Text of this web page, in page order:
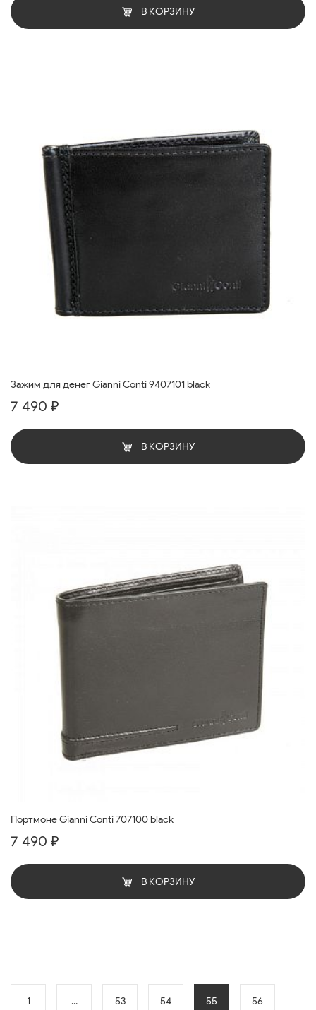
В КОРЗИНУ
Зажим для денег Gianni Conti 9407101 black
7 490 ₽
В КОРЗИНУ
Портмоне Gianni Conti 707100 black
7 490 ₽
В КОРЗИНУ
1 ... 53 54 55 56